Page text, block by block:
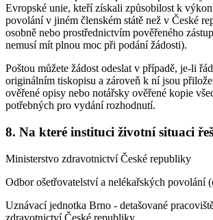
Evropské unie, kteří získali způsobilost k
povolání v jiném členském státě než v České
osobně nebo prostřednictvím pověřeného
nemusí mít plnou moc při podání žádosti).
Poštou můžete žádost odeslat v případě, je-li
originálním tiskopisu a zároveň k ní jsou
ověřené opisy nebo notářsky ověřené kopie
potřebných pro vydání rozhodnutí.
8. Na které instituci životní situaci
Ministerstvo zdravotnictví České republiky
Odbor ošetřovatelství a nelékařských povolání
Uznávací jednotka Brno - detašované
zdravotnictví České republiky